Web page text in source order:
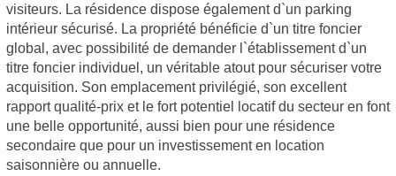
visiteurs. La résidence dispose également d`un parking
intérieur sécurisé. La propriété bénéficie d`un titre foncier
global, avec possibilité de demander l`établissement d`un
titre foncier individuel, un véritable atout pour sécuriser votre
acquisition. Son emplacement privilégié, son excellent
rapport qualité-prix et le fort potentiel locatif du secteur en font
une belle opportunité, aussi bien pour une résidence
secondaire que pour un investissement en location
saisonnière ou annuelle.